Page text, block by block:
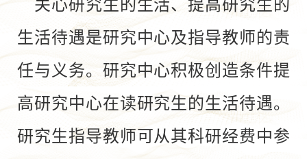
关心研究生的生活、提高研究生的
生活待遇是研究中心及指导教师的责
任与义务。研究中心积极创造条件提
高研究中心在读研究生的生活待遇。
研究生指导教师可从其科研经费中参